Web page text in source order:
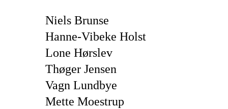
Niels Brunse
Hanne-Vibeke Holst
Lone Hørslev
Thøger Jensen
Vagn Lundbye
Mette Moestrup